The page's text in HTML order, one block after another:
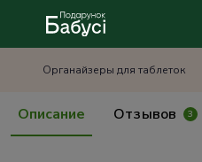
Органайзеры для таблеток
Описание Отзывов 3